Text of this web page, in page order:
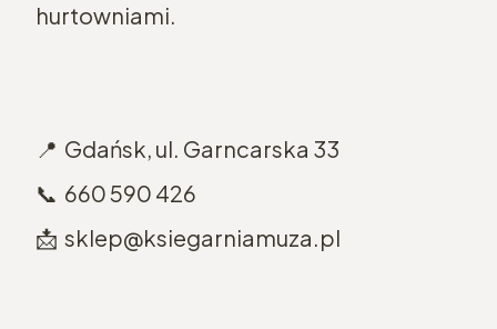
hurtowniami.
📍 Gdańsk, ul. Garncarska 33
📞 660 590 426
📩 sklep@ksiegarniamuza.pl